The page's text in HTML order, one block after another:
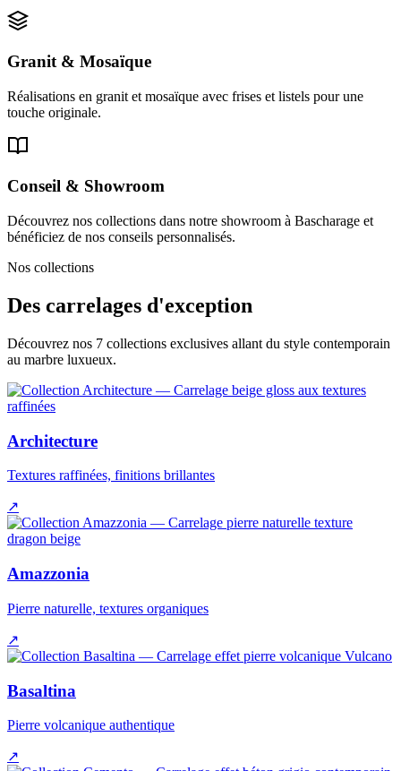
Granit & Mosaïque
Réalisations en granit et mosaïque avec frises et listels pour une
touche originale.
Conseil & Showroom
Découvrez nos collections dans notre showroom à Bascharage et
bénéficiez de nos conseils personnalisés.
Nos collections
Des carrelages d'exception
Découvrez nos 7 collections exclusives allant du style contemporain
au marbre luxueux.
Architecture
Textures raffinées, finitions brillantes
↗
Amazzonia
Pierre naturelle, textures organiques
↗
Basaltina
Pierre volcanique authentique
↗